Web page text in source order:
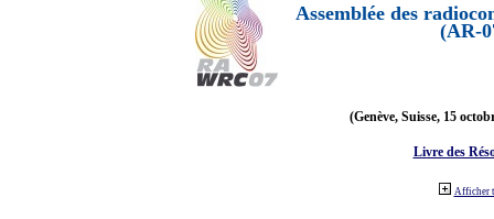
Assemblée des
(AR-
(Genève, Suisse, 15
Livre des
Afficher